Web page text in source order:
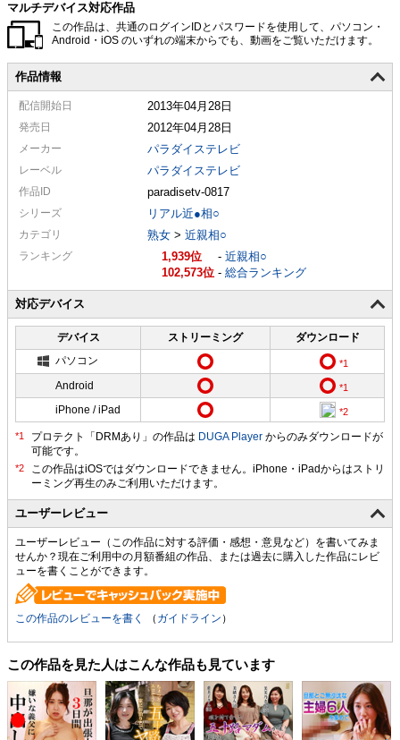
マルチデバイス対応作品
この作品は、共通のログインIDとパスワードを使用して、パソコン・
Android・iOS のいずれの端末からでも、動画をご覧いただけます。
作品情報
配信開始日 2013年04月28日
発売日 2012年04月28日
メーカー パラダイステレビ
レーベル パラダイステレビ
作品ID paradisetv-0817
シリーズ リアル近●相○
カテゴリ 熟女 > 近親相○
ランキング 1,939 - 近親相○
102,573
- 総合ランキング
対応デバイス
デバイス ストリーミング
ダウンロード
パソコン
Android
iPhone / iPad
プロテクト「DRMあり」の作品は DUGA Player からのみダウンロードが
可能です。
ユーザーレビュー
ユーザーレビュー（この作品に対する評価・感想・意見など）を書いてみま
せんか？現在ご利用中の月額番組の作品、または過去に購入した作品にレビ
ューを書くことができます。
この作品のレビューを書く （ ガイドライン ）
この作品を見た人はこんな作品も見ています